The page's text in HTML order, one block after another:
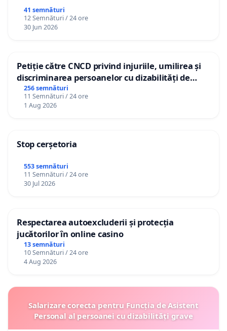
41 semnături
12 Semnături / 24 ore
30 Jun 2026
Petiție către CNCD privind injuriile, umilirea și
discriminarea persoanelor cu dizabilități de
către utilizatorul TikTok „Gorici”
256 semnături
11 Semnături / 24 ore
1 Aug 2026
Stop cerșetoria
553 semnături
11 Semnături / 24 ore
30 Jul 2026
Respectarea autoexcluderii și protecția
jucătorilor în online casino
13 semnături
10 Semnături / 24 ore
4 Aug 2026
Salarizare corecta pentru Funcția de Asistent
Personal al persoanei cu dizabilități grave